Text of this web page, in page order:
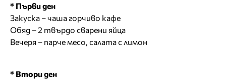
* Първи ден
Закуска – чаша горчиво кафе
Обяд – 2 твърдо сварени яйца
Вечеря – парче месо, салата с лимон
* Втори ден